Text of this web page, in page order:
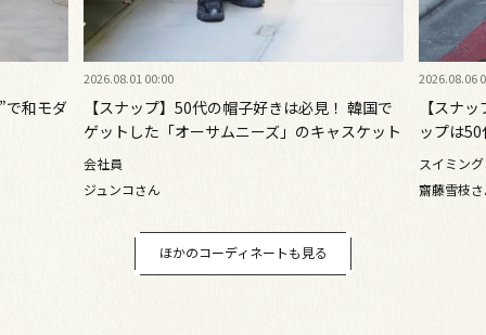
韓国で
2026.08.06 00:00
【スナップ】旅でも街でも映える秀逸セットア
ップは50代におすすめ♡ 「ミナ ペルホネン」
のバッグ＆シューズはヌーディカラーで
スイミングコーチ
齋藤雪枝さん（50歳）
2026.08.05
【スナ
入！ 鮮
めて
フリー
アレック
ほかのコーディネートも見る